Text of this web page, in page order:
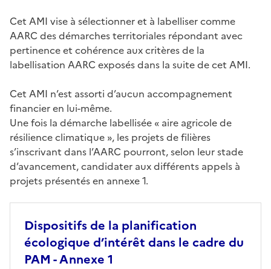
Cet AMI vise à sélectionner et à labelliser comme
AARC des démarches territoriales répondant avec
pertinence et cohérence aux critères de la
labellisation AARC exposés dans la suite de cet AMI.
Cet AMI n’est assorti d’aucun accompagnement
financier en lui-même.
Une fois la démarche labellisée « aire agricole de
résilience climatique », les projets de filières
s’inscrivant dans l’AARC pourront, selon leur stade
d’avancement, candidater aux différents appels à
projets présentés en annexe 1.
Dispositifs de la planification
écologique d’intérêt dans le cadre du
PAM - Annexe 1